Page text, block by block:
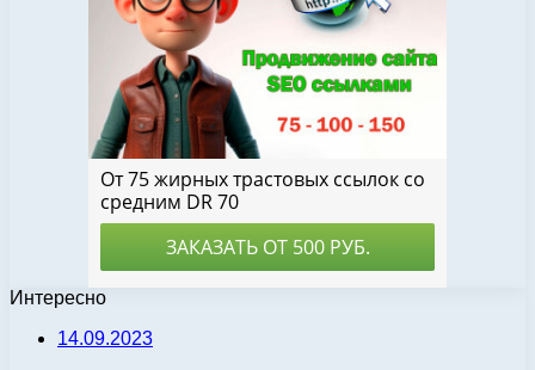
Интересно
14.09.2023